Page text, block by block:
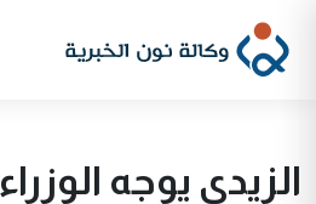
الزيدي يوجه الوزراء